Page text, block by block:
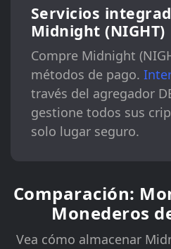
Servicios
Midnight (NIGHT)
Compre Midnight
métodos de pago.
través del agregador
gestione todos sus
solo lugar seguro.
Comparación:
Monederos
Vea cómo almacenar